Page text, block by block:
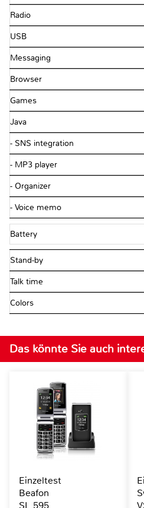
Radio
USB
Messaging
Browser
Games
Java
- SNS integration
- MP3 player
- Organizer
- Voice memo
Battery
Stand-by
Talk time
Colors
Das könnte Sie auch
Einzeltest
Beafon
SL 595